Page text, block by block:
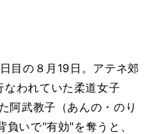
目の８月19日。アテネ郊
われていた柔道女子
阿武教子（あんの・のり
いで"有効"を奪うと、